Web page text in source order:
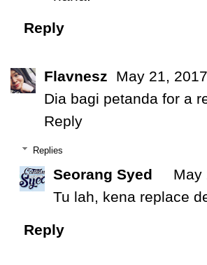
Reply
Flavnesz
May 21,
Dia bagi petanda for a
Reply
Replies
Seorang Syed
May
Tu lah, kena replace
Reply